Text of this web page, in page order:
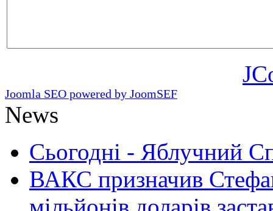
Joomla SEO powered by JoomSEF
News
Сьогодні - Яблучний
ВАКС призначив